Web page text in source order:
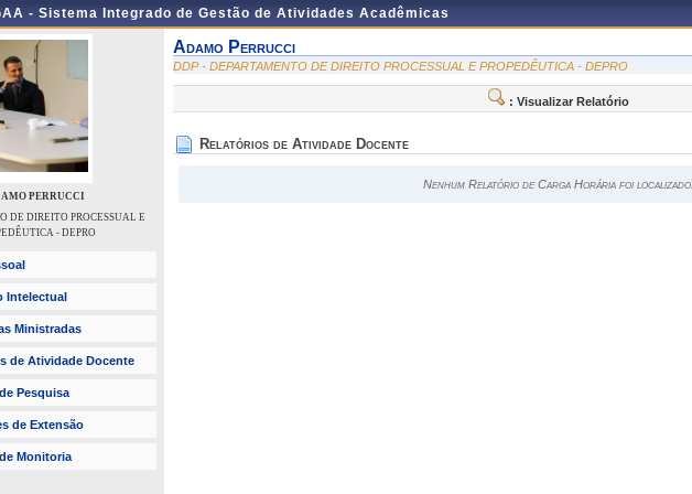
- Sistema Integrado de Gestão de Atividades Acadêmicas
PERRUCCI
DE DIREITO PROCESSUAL E
- DEPRO
Intelectual
Ministradas
de Atividade Docente
Pesquisa
de Extensão
Monitoria
Adamo Perrucci
DDP - DEPARTAMENTO DE DIREITO PROCESSUAL E PROPEDÊUTICA - DEPRO
: Visualizar Relatório
Relatórios de Atividade Docente
Nenhum Relatório de Carga Horária foi localizado.